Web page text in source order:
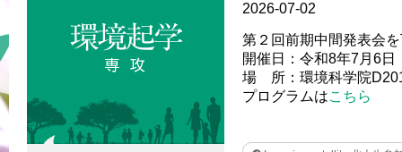
2026-07-02
第２回前期中間発表会
開催日：令和8年7月6日
場 所：環境科学院
プログラムはこちら